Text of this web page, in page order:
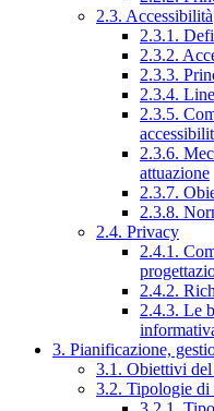
2.3. Accessibilità
2.3.1.
2.3.2.
2.3.3.
2.3.4.
2.3.5.
2.3.6.
attuazione
2.3.7.
2.3.8.
2.4. Privacy
2.4.1.
2.4.2.
2.4.3. Le
3. Pianificazione,
3.1. Obiettivi
3.2. Tipologie di